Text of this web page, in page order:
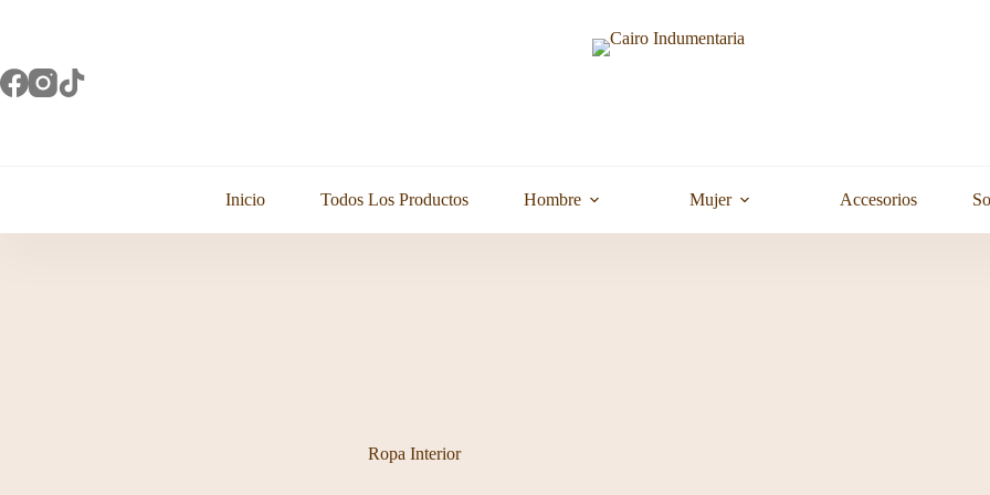
Inicio Todos Los Productos Hombre Mujer Accesorios
Ropa Interior